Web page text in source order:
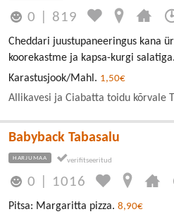
0 819
Cheddari juustupaneeringus kana
koorekastme ja kapsa-kurgi salatiga.
Karastusjook/Mahl. 1,50€
Allikavesi ja Ciabatta toidu kõrvale
Babyback Tabasalu
HARJUMAA
0 1016
Pitsa: Margaritta pizza. 8,90€